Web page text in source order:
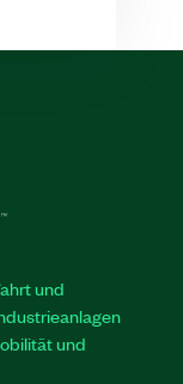
und
und